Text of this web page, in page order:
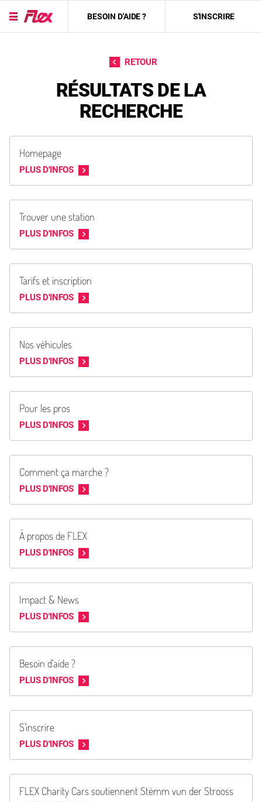
BESOIN D'AIDE ? S'INSCRIRE
RETOUR
RÉSULTATS DE LA
RECHERCHE
Homepage
PLUS D'INFOS
Trouver une station
PLUS D'INFOS
Tarifs et inscription
PLUS D'INFOS
Nos véhicules
PLUS D'INFOS
Pour les pros
PLUS D'INFOS
Comment ça marche ?
PLUS D'INFOS
À propos de FLEX
PLUS D'INFOS
Impact & News
PLUS D'INFOS
Besoin d'aide ?
PLUS D'INFOS
S'inscrire
PLUS D'INFOS
FLEX Charity Cars soutiennent Stëmm vun der Strooss